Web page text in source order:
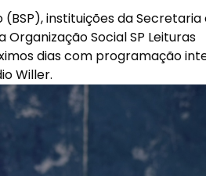
instituições da Secretaria
Social SP Leituras
dias com programação
Willer.